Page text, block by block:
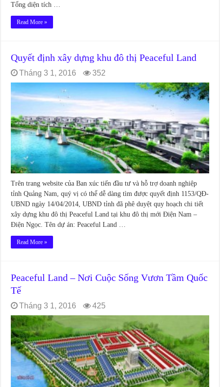
Tổng diện tích …
Read More »
Quyết định xây dựng khu đô thị Peaceful Land
Tháng 3 1, 2016 352
Trên trang website của Ban xúc tiến đầu tư và hỗ trợ doanh nghiệp
tỉnh Quảng Nam, quý vị có thể dễ dàng tìm được quyết định 1153/QĐ-
UBND ngày 14/04/2014, UBND tỉnh đã phê duyệt quy hoạch chi tiết
xây dựng khu đô thị Peaceful Land tại khu đô thị mới Điện Nam –
Điện Ngọc. Tên dự án: Peaceful Land …
Read More »
Peaceful Land – Nơi Cuộc Sống Vươn Tầm Quốc
Tế
Tháng 3 1, 2016 425